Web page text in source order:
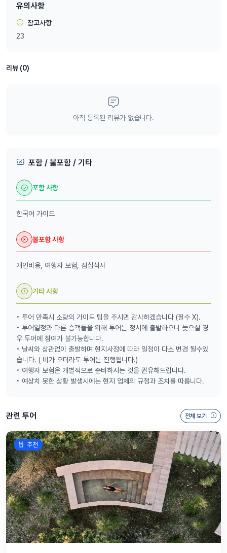
유의사항
참고사항
23
리뷰 (0)
아직 등록된 리뷰가 없습니다.
포함 / 불포함 / 기타
포함 사항
한국어 가이드
불포함 사항
개인비용, 여행자 보험, 점심식사
기타 사항
• 투어 만족시 소량의 가이드 팁을 주시면 감사하겠습니다 (필수 X).
• 투어일정과 다른 승객들을 위해 투어는 정시에 출발하오니 늦으실 경
우 투어에 참여가 불가능합니다.
• 날씨와 상관없이 출발하며 현지사정에 따라 일정이 다소 변경 될수있
습니다. ( 비가 오더라도 투어는 진행됩니다.)
• 여행자 보험은 개별적으로 준비하시는 것을 권유해드립니다.
• 예상치 못한 상황 발생시에는 현지 업체의 규정과 조치를 따릅니다.
관련 투어 전체 보기
추천